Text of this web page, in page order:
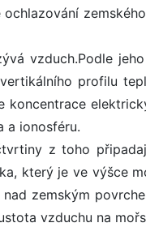
vzduch.Podle
profilu
koncentrace
a ionosféru.
z toho
který je ve výšce
zemským
vzduchu na